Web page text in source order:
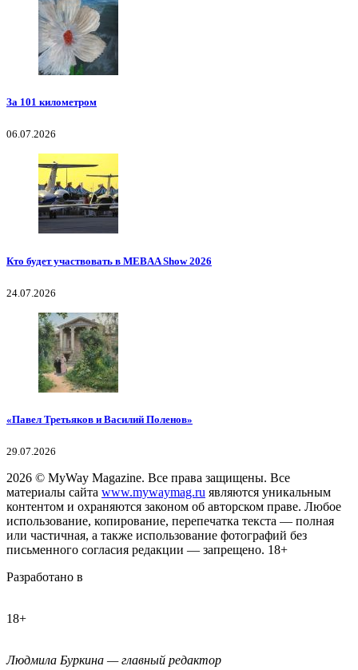
За 101 километром
06.07.2026
Кто будет участвовать в MEBAA Show 2026
24.07.2026
«Павел Третьяков и Василий Поленов»
29.07.2026
2026 © MyWay Magazine. Все права защищены. Все
материалы сайта www.mywaymag.ru являются уникальным
контентом и охраняются законом об авторском праве. Любое
использование, копирование, перепечатка текста — полная
или частичная, а также использование фотографий без
письменного согласия редакции — запрещено. 18+
Разработано в
18+
Людмила Буркина — главный редактор